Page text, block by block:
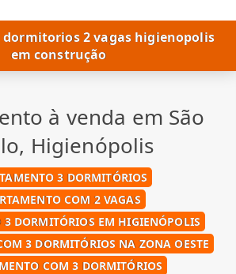
2 vagas higienopolis
em construção
à venda em São
Higienópolis
3 DORMITÓRIOS
COM 2 VAGAS
3 DORMITÓRIOS EM HIGIENÓPOLIS
3 DORMITÓRIOS NA ZONA OESTE
COM 3 DORMITÓRIOS